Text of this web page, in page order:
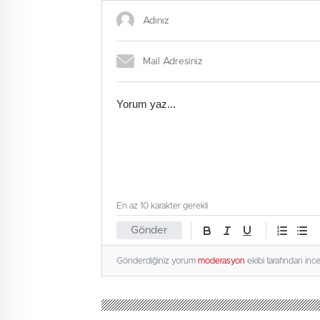
Gönder
En az 10 karakter gerekli
Gönderdiğiniz yorum moderasyon ekibi tarafından